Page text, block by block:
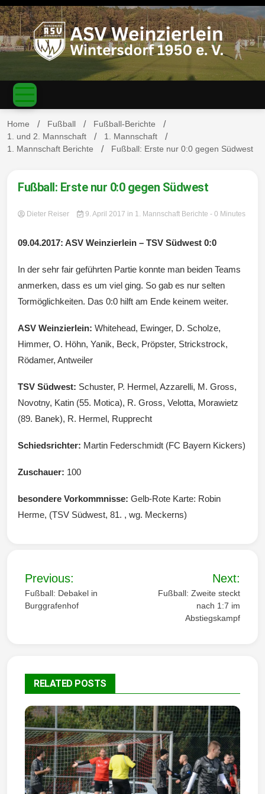
S
k
i
p
c
ASV
Weinzierl
ein-
Wintersd
orf 1950
e. V.
Home Fußball
Fußball-Berichte
1. und 2. Mannschaft
1. Mannschaft
1. Mannschaft Berichte
Fußball: Erste nur 0:0 gegen Südwest
Fußball: Erste nur 0:0 gegen Südwest
Dieter Reiser 9. April 2017 in 1. Mannschaft Berichte - 0 Minutes
09.04.2017: ASV Weinzierlein – TSV Südwest 0:0
In der sehr fair geführten Partie konnte man beiden Teams
anmerken, dass es um viel ging. So gab es nur selten
Tormöglichkeiten. Das 0:0 hilft am Ende keinem weiter.
ASV Weinzierlein: Whitehead, Ewinger, D. Scholze,
Himmer, O. Höhn, Yanik, Beck, Pröpster, Strickstrock,
Rödamer, Antweiler
TSV Südwest: Schuster, P. Hermel, Azzarelli, M. Gross,
Novotny, Katin (55. Motica), R. Gross, Velotta, Morawietz
(89. Banek), R. Hermel, Rupprecht
Schiedsrichter: Martin Federschmidt (FC Bayern Kickers)
Zuschauer: 100
besondere Vorkommnisse: Gelb-Rote Karte: Robin
Herme, (TSV Südwest, 81. , wg. Meckerns)
B
e
i
g
s
n
a
Previous:
Fußball: Debakel in
Burggrafenhof
Next:
Fußball: Zweite steckt
nach 1:7 im
Abstiegskampf
RELATED POSTS